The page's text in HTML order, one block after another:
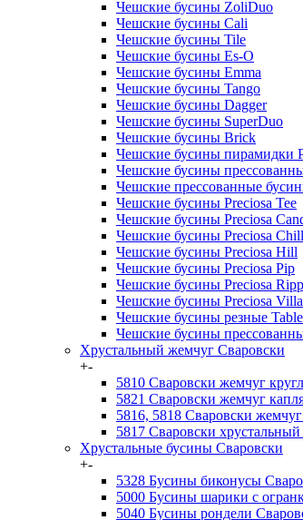
Чешские бусины ZoliDuo
Чешские бусины Cali
Чешские бусины Tile
Чешские бусины Es-O
Чешские бусины Emma
Чешские бусины Tango
Чешские бусины Dagger
Чешские бусины SuperDuo
Чешские бусины Brick
Чешские бусины пирамидки
Чешские бусины
Чешские прессованные
Чешские бусины Preciosa Tee
Чешские бусины Preciosa
Чешские бусины Preciosa
Чешские бусины Preciosa Hill
Чешские бусины Preciosa Pip
Чешские бусины Preciosa
Чешские бусины Preciosa Villa
Чешские бусины резные
Чешские бусины
Хрустальный жемчуг Сваровски
+-
5810 Сваровски жемчуг
5821 Сваровски жемчуг
5816, 5818 Сваровски
5817 Сваровски
Хрустальные бусины Сваровски
+-
5328 Бусины биконусы
5000 Бусины шарики с
5040 Бусины рондели